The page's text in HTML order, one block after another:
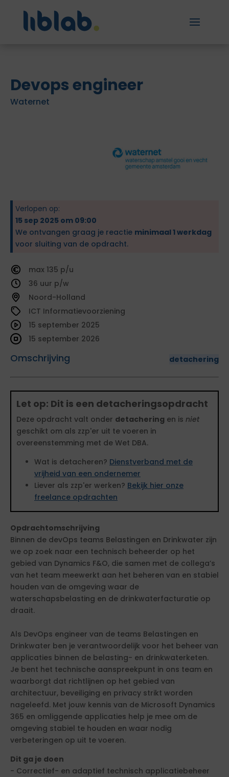
Devops engineer
Waternet
Verlopen op:
15 sep 2025 om 09:00
We ontvangen graag je reactie minimaal 1 werkdag
voor sluiting van de opdracht.
135
36
Noord-Holland
ICT Informatievoorziening
Omschrijving detachering
15 september 2025
15 september 2026
Let op: Dit is een detacheringsopdracht
Deze opdracht valt onder detachering en is niet
geschikt om als zzp'er uit te voeren in
overeenstemming met de Wet DBA.
Wat is detacheren? Dienstverband met de
vrijheid van een ondernemer
Liever als zzp'er werken? Bekijk hier onze
freelance opdrachten
Opdrachtomschrijving
Binnen de devOps teams Belastingen en Drinkwater zijn
we op zoek naar een technisch beheerder op het
gebied van Dynamics F&O, die samen met de collega’s
van het team meewerkt aan het beheren van en stabiel
houden van de omgeving waar de
waterschapsbelasting en de drinkwaterfacturatie op
draait.
Als DevOps engineer van de teams Belastingen en
Drinkwater ben je verantwoordelijk voor het beheer van
applicaties binnen de belasting- en drinkwaterketen.
Je bent het technische aanspreekpunt in ons team en
waarborgt dat richtlijnen op het gebied van
architectuur, beveiliging en privacy strikt worden
nageleefd. Met jouw kennis van de Microsoft Dynamics
365 en omliggende applicaties help je mee om de
omgeving stabiel te houden en waar nodig
verbeteringen op uit te voeren.
Dit ga je doen
- Correctief- en adaptief technisch applicatiebeheer